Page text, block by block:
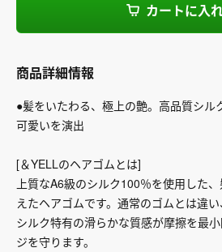
カートに入
商品詳細情報
●髪をいたわる、極上の艶。高品質シル
可愛いを演出
[＆YELLのヘアゴムとは]
上質なA6級のシルク100％を使用した
えたヘアゴムです。通常のゴムとは違い
シルク特有の滑らかな質感が摩擦を最
ジを守ります。